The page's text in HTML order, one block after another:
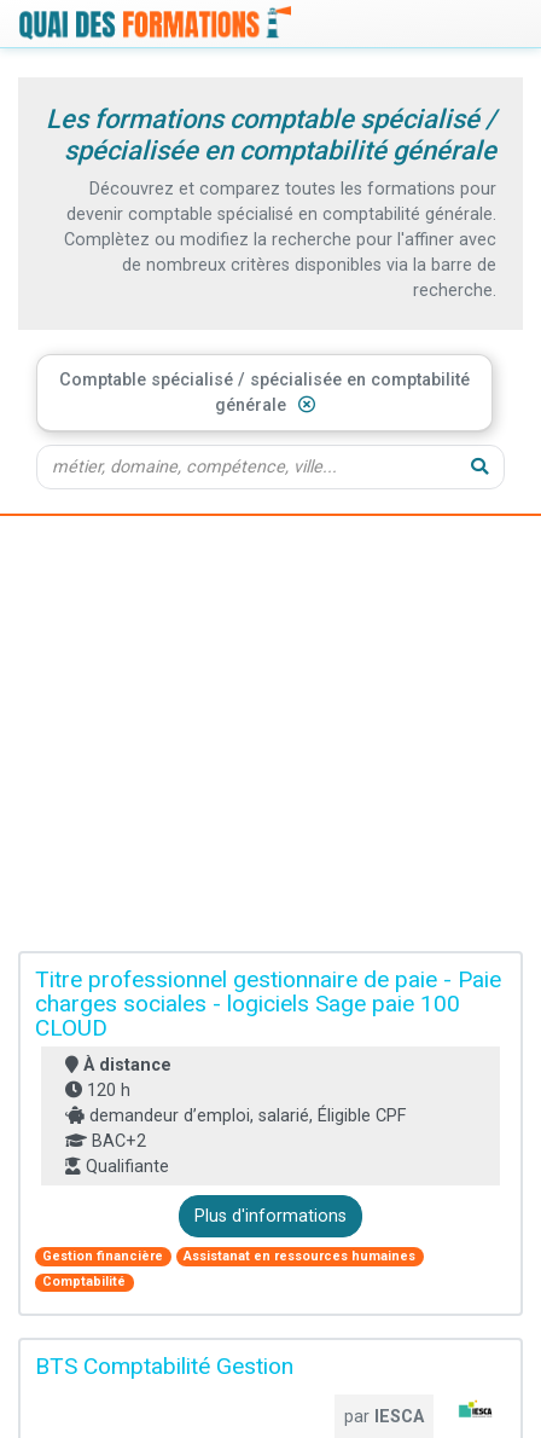
Les formations comptable spécialisé /
spécialisée en comptabilité générale
Découvrez et comparez toutes les formations pour
devenir comptable spécialisé en comptabilité générale.
Complètez ou modifiez la recherche pour l'affiner avec
de nombreux critères disponibles via la barre de
recherche.
Comptable spécialisé / spécialisée en comptabilité
générale
Titre professionnel gestionnaire de paie - Paie
charges sociales - logiciels Sage paie 100
CLOUD
À distance
120 h
demandeur d’emploi, salarié, Éligible CPF
BAC+2
Qualifiante
Plus d'informations
Gestion financière
Assistanat en ressources humaines
Comptabilité
BTS Comptabilité Gestion
par IESCA